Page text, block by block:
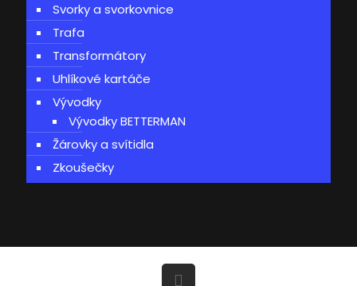
Svorky a svorkovnice
Trafa
Transformátory
Uhlíkové kartáče
Vývodky
Vývodky BETTERMAN
Žárovky a svítidla
Zkoušečky